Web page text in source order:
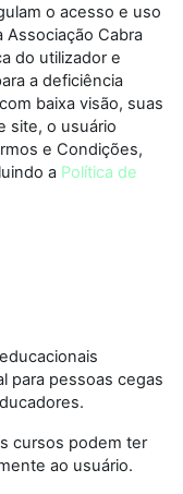
o acesso e uso
Cabra
do utilizador e
a deficiência
baixa visão, suas
site, o usuário
e Condições,
a Política de
para pessoas cegas
cursos podem ter
ao usuário.